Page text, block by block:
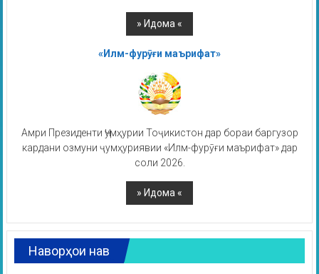
«Илм-фурӯғи маърифат»
Амри Президенти Ҷумҳурии Тоҷикистон дар бораи баргузор
кардани озмуни ҷумҳуриявии «Илм-фурӯғи маърифат» дар
соли 2026.
Наворҳои нав